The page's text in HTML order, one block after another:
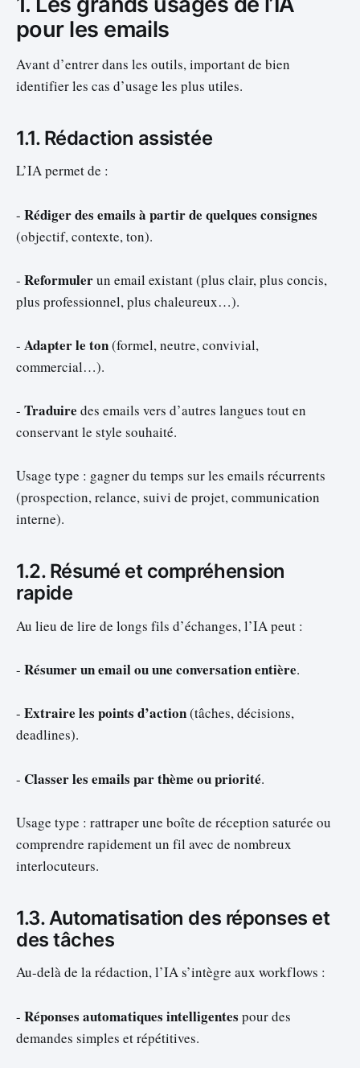
pour les emails
Avant d’entrer dans les outils, important de bien
identifier les cas d’usage les plus utiles.
1.1. Rédaction assistée
L’IA permet de :
- Rédiger des emails à partir de quelques consignes
(objectif, contexte, ton).
- Reformulerun email existant (plus clair, plus concis,
plus professionnel, plus chaleureux…).
- Adapter le ton(formel, neutre, convivial,
commercial…).
- Traduire des emails vers d’autres langues tout en
conservant le style souhaité.
Usage type : gagner du temps sur les emails récurrents
(prospection, relance, suivi de projet, communication
interne).
1.2. Résumé et compréhension
rapide
Au lieu de lire de longs fils d’échanges, l’IA peut :
- Résumer un email ou une conversation entière.
- Extraire les points d’action(tâches, décisions,
deadlines).
- Classer les emails par thème ou priorité.
Usage type : rattraper une boîte de réception saturée ou
comprendre rapidement un fil avec de nombreux
interlocuteurs.
1.3. Automatisation des réponses et
des tâches
Au-delà de la rédaction, l’IA s’intègre aux workflows :
- Réponses automatiques intelligentes pour des
demandes simples et répétitives.